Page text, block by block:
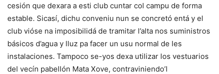
cesión que dexara a esti club cuntar col campu de forma
estable. Sicasí, dichu conveniu nun se concretó entá y el
club vióse na imposibilidá de tramitar l’alta nos suministros
básicos d’agua y lluz pa facer un usu normal de les
instalaciones. Tampoco se-yos dexa utilizar los vestuarios
del vecín pabellón Mata Xove, contraviniendo’l